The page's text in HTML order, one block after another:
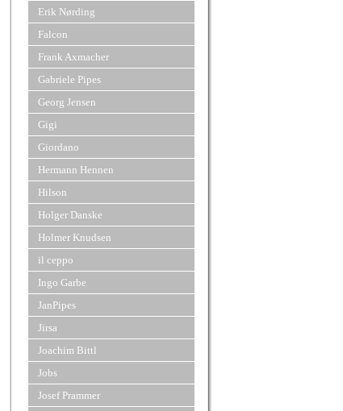
Erik Nørding
Falcon
Frank Axmacher
Gabriele Pipes
Georg Jensen
Gigi
Giordano
Hermann Hennen
Hilson
Holger Danske
Holmer Knudsen
il ceppo
Ingo Garbe
JanPipes
Jirsa
Joachim Bittl
Jobs
Josef Prammer